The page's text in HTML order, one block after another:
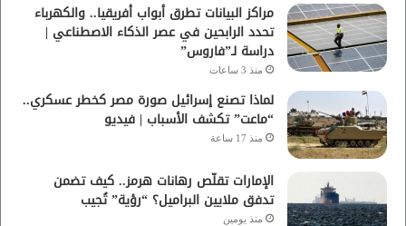
مراكز البيانات تطرق أبواب أفريقيا.. والكهرباء
تحدد الرابحين في عصر الذكاء الاصطناعي |
دراسة لـ”فاروس”
منذ 3 ساعات
لماذا تصنع إسرائيل صورة مصر كخطر عسكري..
“ماعت” تكشف الأسباب | فيديو
منذ 17 ساعة
الإمارات تقلّص رهانات هرمز.. كيف تضمن
تدفق ملايين البراميل؟ “رؤية” تُجيب
منذ يومين